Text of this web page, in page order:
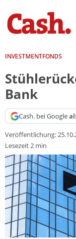
INVESTMENTFONDS
Bank
Cash. bei Google
Veröffentlichung:
Lesezeit 2 min